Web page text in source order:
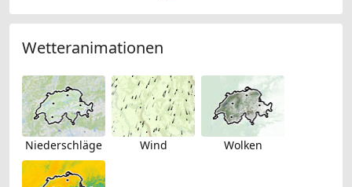
Wetteranimationen
Niederschläge Wind Wolken